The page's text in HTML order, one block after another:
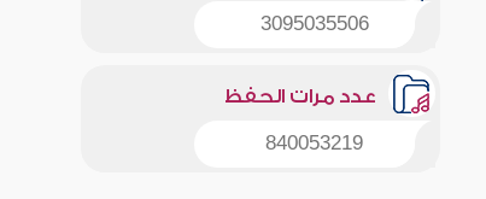
3095035506
عدد مرات الحفظ
840053219